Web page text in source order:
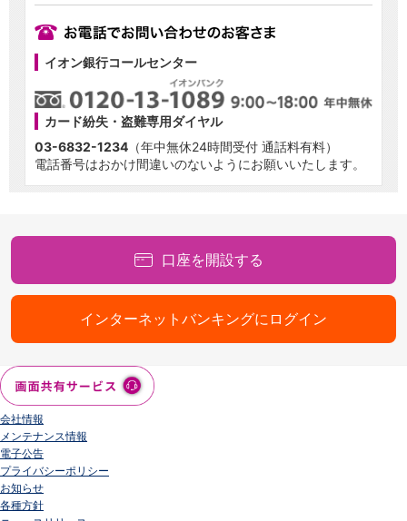
イオン銀行コールセンター
カード紛失・盗難専用ダイヤル
03-6832-1234 （年中無休24時間受付 通話料有料）
電話番号はおかけ間違いのないようにお願いいたします。
口座を開設する
インターネットバンキングにログイン
会社情報
メンテナンス情報
電子公告
プライバシーポリシー
お知らせ
各種方針